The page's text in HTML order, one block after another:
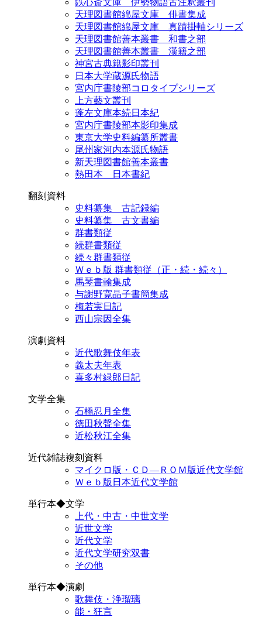
鉄心斎文庫 伊勢物語古注釈叢刊
天理図書館綿屋文庫 俳書集成
天理図書館綿屋文庫 真蹟掛軸シリーズ
天理図書館善本叢書 和書之部
天理図書館善本叢書 漢籍之部
神宮古典籍影印叢刊
日本大学蔵源氏物語
宮内庁書陵部コロタイプシリーズ
上方藝文叢刊
蓬左文庫本続日本紀
宮内庁書陵部本影印集成
東京大学史料編纂所叢書
尾州家河内本源氏物語
新天理図書館善本叢書
熱田本 日本書紀
翻刻資料
史料纂集 古記録編
史料纂集 古文書編
群書類従
続群書類従
続々群書類従
Ｗｅｂ版 群書類従（正・続・続々）
馬琴書翰集成
与謝野寛晶子書簡集成
梅若実日記
西山宗因全集
演劇資料
近代歌舞伎年表
義太夫年表
喜多村緑郎日記
文学全集
石橋忍月全集
徳田秋聲全集
近松秋江全集
近代雑誌複刻資料
マイクロ版・ＣＤ―ＲＯＭ版近代文学館
Ｗｅｂ版日本近代文学館
単行本◆文学
上代・中古・中世文学
近世文学
近代文学
近代文学研究双書
その他
単行本◆演劇
歌舞伎・浄瑠璃
能・狂言